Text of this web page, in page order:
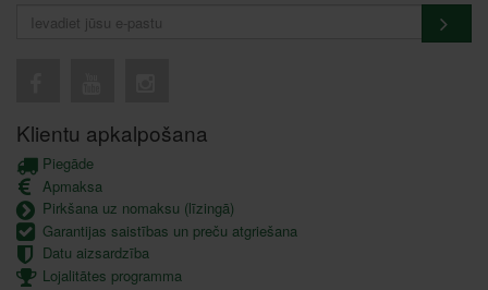
Klientu apkalpošana
Piegāde
Apmaksa
Pirkšana uz nomaksu (līzingā)
Garantijas saistības un preču atgriešana
Datu aizsardzība
Lojalitātes programma